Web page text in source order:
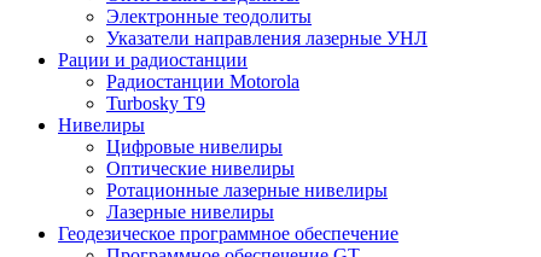
Электронные теодолиты
Указатели направления лазерные УНЛ
Рации и радиостанции
Радиостанции Motorola
Turbosky T9
Нивелиры
Цифровые нивелиры
Оптические нивелиры
Ротационные лазерные нивелиры
Лазерные нивелиры
Геодезическое программное обеспечение